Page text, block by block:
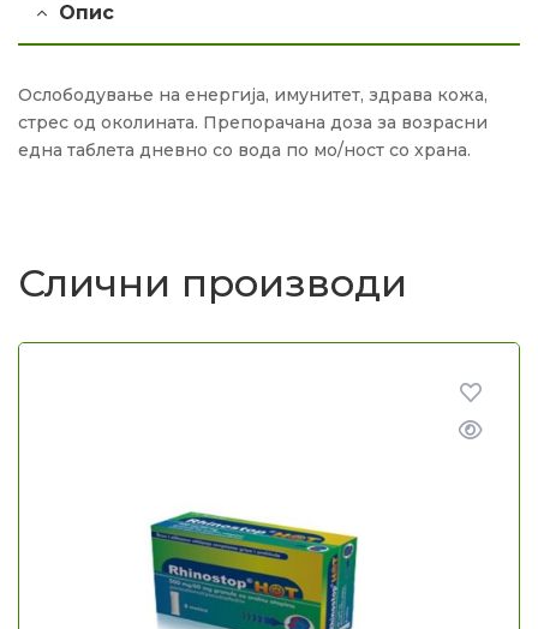
Опис
Ослободување на енергија, имунитет, здрава кожа,
стрес од околината. Препорачана доза за возрасни
една таблета дневно со вода по мо/ност со храна.
Слични производи